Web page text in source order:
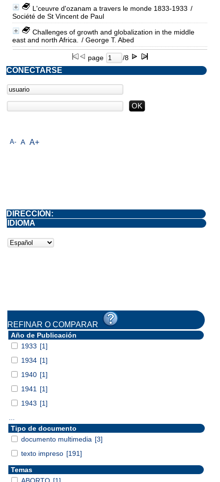
L'ceuvre d'ozanam a travers le monde 1833-1933 /
Société de St Vincent de Paul
Challenges of growth and globalization in the middle
east and north Africa.
/ George T. Abed
page /8
A- A A+
CONECTARSE
DIRECCIÓN:
IDIOMA
REFINAR O COMPARAR
Año de Publicación
1933 [1]
1934 [1]
1940 [1]
1941
[1]
1943 [1]
Tipo de documento
documento multimedia [3]
texto impreso [191]
Temas
ABORTO [1]